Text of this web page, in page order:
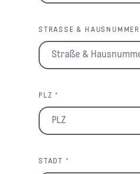
STRASSE & HAUSNUMMER *
PLZ *
STADT *